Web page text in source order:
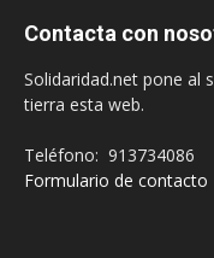
Contacta con
Solidaridad.net pone al
tierra esta web.
Teléfono: 913734086
Formulario de contacto